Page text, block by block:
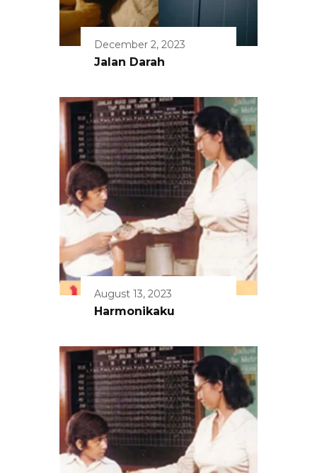
December 2, 2023
Jalan Darah
August 13, 2023
Harmonikaku